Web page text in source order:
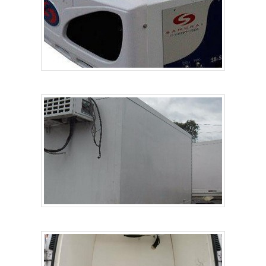
de equipamentos hospitalares. O objetivo é disponibilizar a
tecnologia e desenvolvimento no que gera resultado e
qualidade para os clientes.EFICIÊNCIA E QUALIDADE
COMPROVADANa Nova Instruments as melhores opções
sempre estão à disposição quando se procura soluções
dos clientes, oferece itens variados como freezer para
vacinas e freezer científico com ótima qualidade e
excelente custo-benefício. A empresa conta com um time
de profissionais qualificados para o serviço, além de
investir em equipamentos modernos, que se ajustam a
que tem se destacado da concorrência pela seriedade e
qualidade que comprova sua essência de trazer o melhor